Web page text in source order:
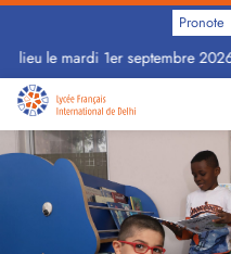
le mardi 1er septembre
Pronote